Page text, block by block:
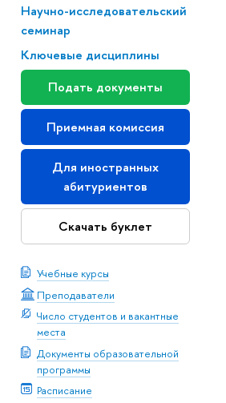
Научно-исследовательский
семинар
Ключевые дисциплины
Подать документы
Приемная комиссия
Для иностранных
абитуриентов
Скачать буклет
Учебные курсы
Преподаватели
Число студентов и вакантные
места
Документы образовательной
программы
Расписание